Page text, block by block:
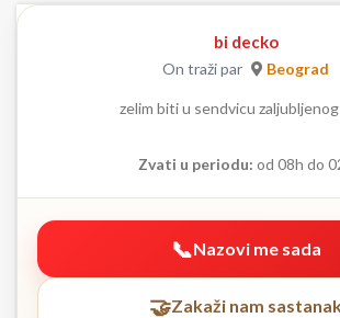
bi decko
On traži par Beograd
zelim biti u sendvicu
Zvati u periodu: od 08h do
Nazovi me sada
Zakaži nam